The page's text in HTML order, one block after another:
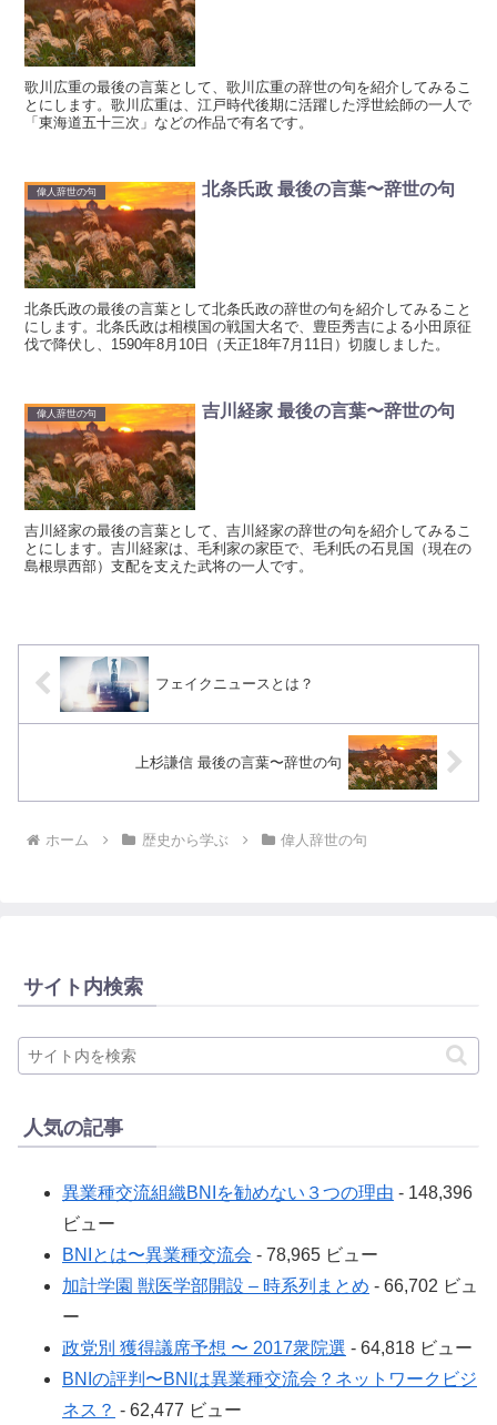
歌川広重の最後の言葉として、歌川広重の辞世の句を紹介してみるこ
とにします。歌川広重は、江戸時代後期に活躍した浮世絵師の一人で
「東海道五十三次」などの作品で有名です。
偉人辞世の句 北条氏政 最後の言葉〜辞世の句
北条氏政の最後の言葉として北条氏政の辞世の句を紹介してみること
にします。北条氏政は相模国の戦国大名で、豊臣秀吉による小田原征
伐で降伏し、1590年8月10日（天正18年7月11日）切腹しました。
偉人辞世の句 吉川経家 最後の言葉〜辞世の句
吉川経家の最後の言葉として、吉川経家の辞世の句を紹介してみるこ
とにします。吉川経家は、毛利家の家臣で、毛利氏の石見国（現在の
島根県西部）支配を支えた武将の一人です。
フェイクニュースとは？
上杉謙信 最後の言葉〜辞世の句
ホーム 歴史から学ぶ 偉人辞世の句
サイト内検索
人気の記事
異業種交流組織BNIを勧めない３つの理由 - 148,396
ビュー
BNIとは〜異業種交流会 - 78,965 ビュー
加計学園 獣医学部開設 – 時系列まとめ - 66,702 ビュ
ー
政党別 獲得議席予想 〜 2017衆院選 - 64,818 ビュー
BNIの評判〜BNIは異業種交流会？ネットワークビジ
ネス？ - 62,477 ビュー